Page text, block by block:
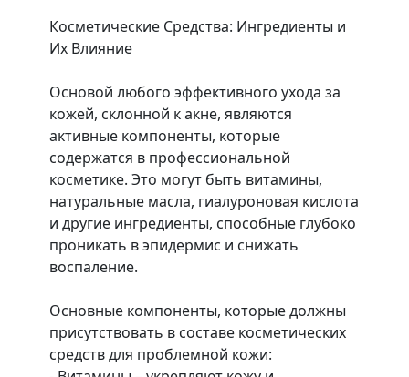
Косметические Средства: Ингредиенты и
Их Влияние
Основой любого эффективного ухода за
кожей, склонной к акне, являются
активные компоненты, которые
содержатся в профессиональной
косметике. Это могут быть витамины,
натуральные масла, гиалуроновая кислота
и другие ингредиенты, способные глубоко
проникать в эпидермис и снижать
воспаление.
Основные компоненты, которые должны
присутствовать в составе косметических
средств для проблемной кожи: